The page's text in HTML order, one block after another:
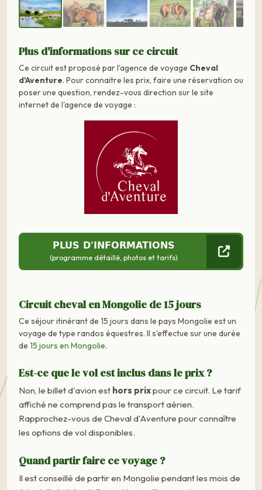
Plus d'informations sur ce circuit
Ce circuit est proposé par l'agence de voyage Cheval
d'Aventure. Pour connaitre les prix, faire une réservation ou
poser une question, rendez-vous direction sur le site
internet de l'agence de voyage :
PLUS D'INFORMATIONS
(programme détaillé, photos et tarifs)
Circuit cheval en Mongolie de 15 jours
Ce séjour itinérant de 15 jours dans le pays Mongolie est un
voyage de type randos équestres. Il s'effectue sur une durée
de 15 jours en Mongolie.
Est-ce que le vol est inclus dans le prix ?
Non, le billet d'avion est hors prixpour ce circuit. Le tarif
affiché ne comprend pas le transport aérien.
Rapprochez-vous de Cheval d'Aventure pour connaître
les options de vol disponibles.
Quand partir faire ce voyage ?
Il est conseillé de partir en Mongolie pendant les mois de